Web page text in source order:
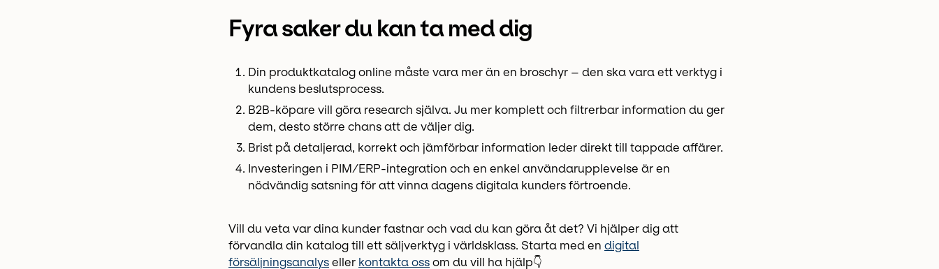
Fyra saker du kan ta med dig
Din produktkatalog online måste vara mer än en broschyr – den ska vara ett verktyg i
kundens beslutsprocess.
B2B-köpare vill göra research själva. Ju mer komplett och filtrerbar information du ger
dem, desto större chans att de väljer dig.
Brist på detaljerad, korrekt och jämförbar information leder direkt till tappade affärer.
Investeringen i PIM/ERP-integration och en enkel användarupplevelse är en
nödvändig satsning för att vinna dagens digitala kunders förtroende.
Vill du veta var dina kunder fastnar och vad du kan göra åt det? Vi hjälper dig att
förvandla din katalog till ett säljverktyg i världsklass. Starta med en digital
försäljningsanalys eller kontakta oss om du vill ha hjälp👇